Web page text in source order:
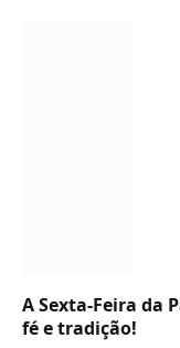
A Sexta-Feira da
fé e tradição!